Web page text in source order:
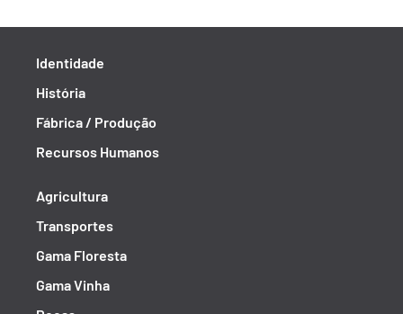
Identidade
História
Fábrica / Produção
Recursos Humanos
Agricultura
Transportes
Gama Floresta
Gama Vinha